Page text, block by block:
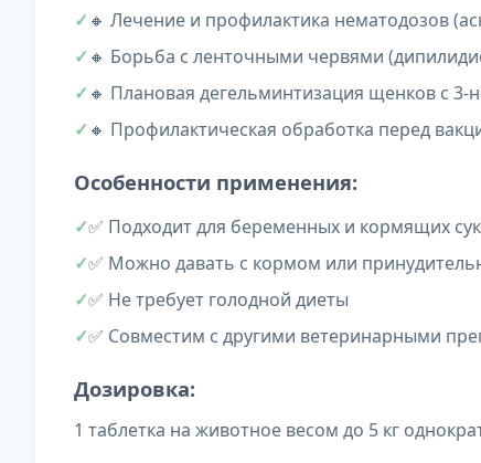
🔸 Лечение и профилактика нематодозов
🔸 Борьба с ленточными червями
🔸 Плановая дегельминтизация щенков с 3-
🔸 Профилактическая обработка перед
Особенности применения:
✅ Подходит для беременных и кормящих сук
✅ Можно давать с кормом или
✅ Не требует голодной диеты
✅ Совместим с другими ветеринарными
Дозировка:
1 таблетка на животное весом до 5 кг